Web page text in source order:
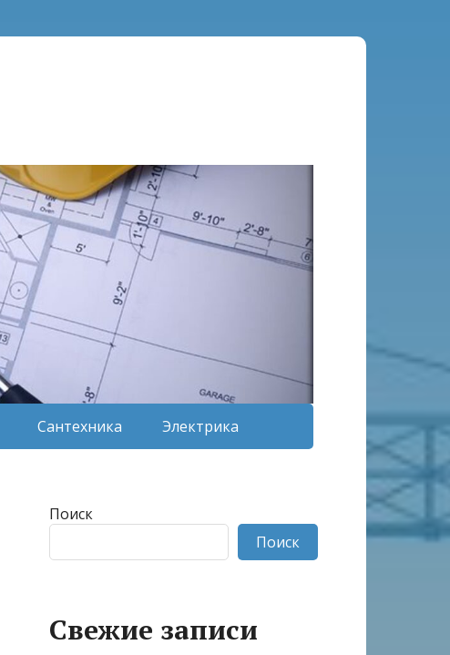
Сантехника Электрика
Поиск
Поиск
Свежие записи